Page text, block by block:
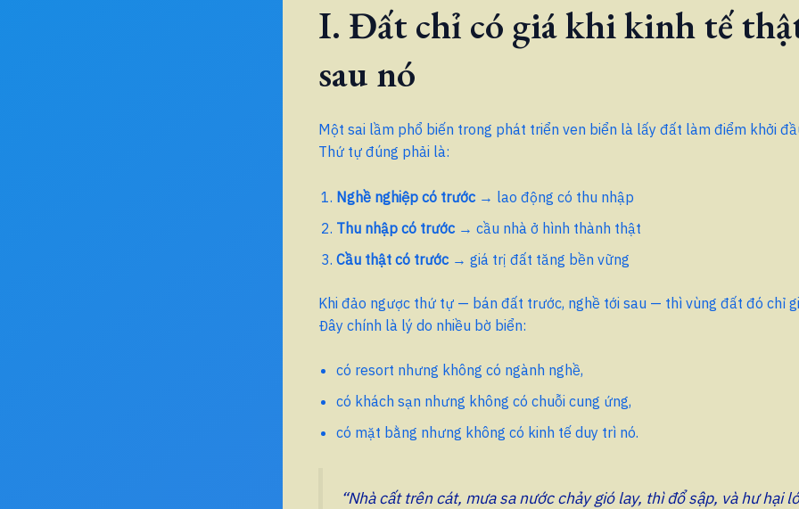
I. Đất chỉ có giá khi kinh tế
sau nó
Một sai lầm phổ biến trong phát triển ven biển là lấy đất làm điểm khởi
Thứ tự đúng phải là:
Nghề nghiệp có trước→ lao động có thu nhập
Thu nhập có trước→ cầu nhà ở hình thành thật
Cầu thật có trước→ giá trị đất tăng bền vững
Khi đảo ngược thứ tự — bán đất trước, nghề tới sau — thì vùng đất đó chỉ
Đây chính là lý do nhiều bờ biển:
có resort nhưng không có ngành nghề,
có khách sạn nhưng không có chuỗi cung ứng,
có mặt bằng nhưng không có kinh tế duy trì nó.
“Nhà cất trên cát, mưa sa nước chảy gió lay, thì đổ sập, và hư hại